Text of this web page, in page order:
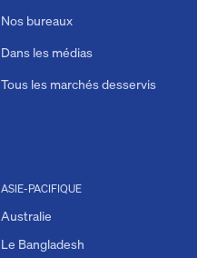
Nos bureaux
Dans les médias
Tous les marchés desservis
ASIE-PACIFIQUE
Australie
Le Bangladesh